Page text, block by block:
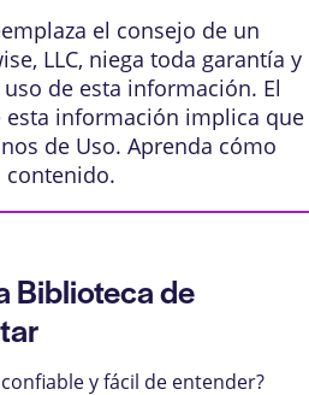
el consejo de un
LLC, niega toda garantía y
de esta información. El
esta información implica que
de Uso. Aprenda cómo
contenido.
Biblioteca de
y fácil de entender?